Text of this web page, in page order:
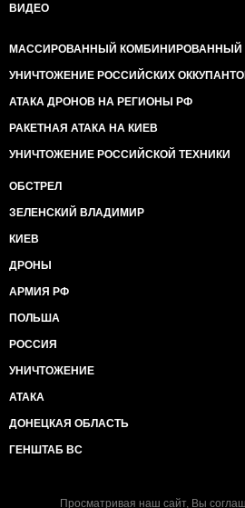
ВИДЕО
МАССИРОВАННЫЙ КОМБИНИРОВАННЫЙ
УНИЧТОЖЕНИЕ РОССИЙСКИХ
АТАКА ДРОНОВ НА РЕГИОНЫ РФ
РАКЕТНАЯ АТАКА НА КИЕВ
УНИЧТОЖЕНИЕ РОССИЙСКОЙ ТЕХНИКИ
ОБСТРЕЛ
ЗЕЛЕНСКИЙ ВЛАДИМИР
КИЕВ
ДРОНЫ
АРМИЯ РФ
ПОЛЬША
РОССИЯ
УНИЧТОЖЕНИЕ
АТАКА
ДОНЕЦКАЯ ОБЛАСТЬ
ГЕНШТАБ ВС
Просматривая наш сайт, Вы